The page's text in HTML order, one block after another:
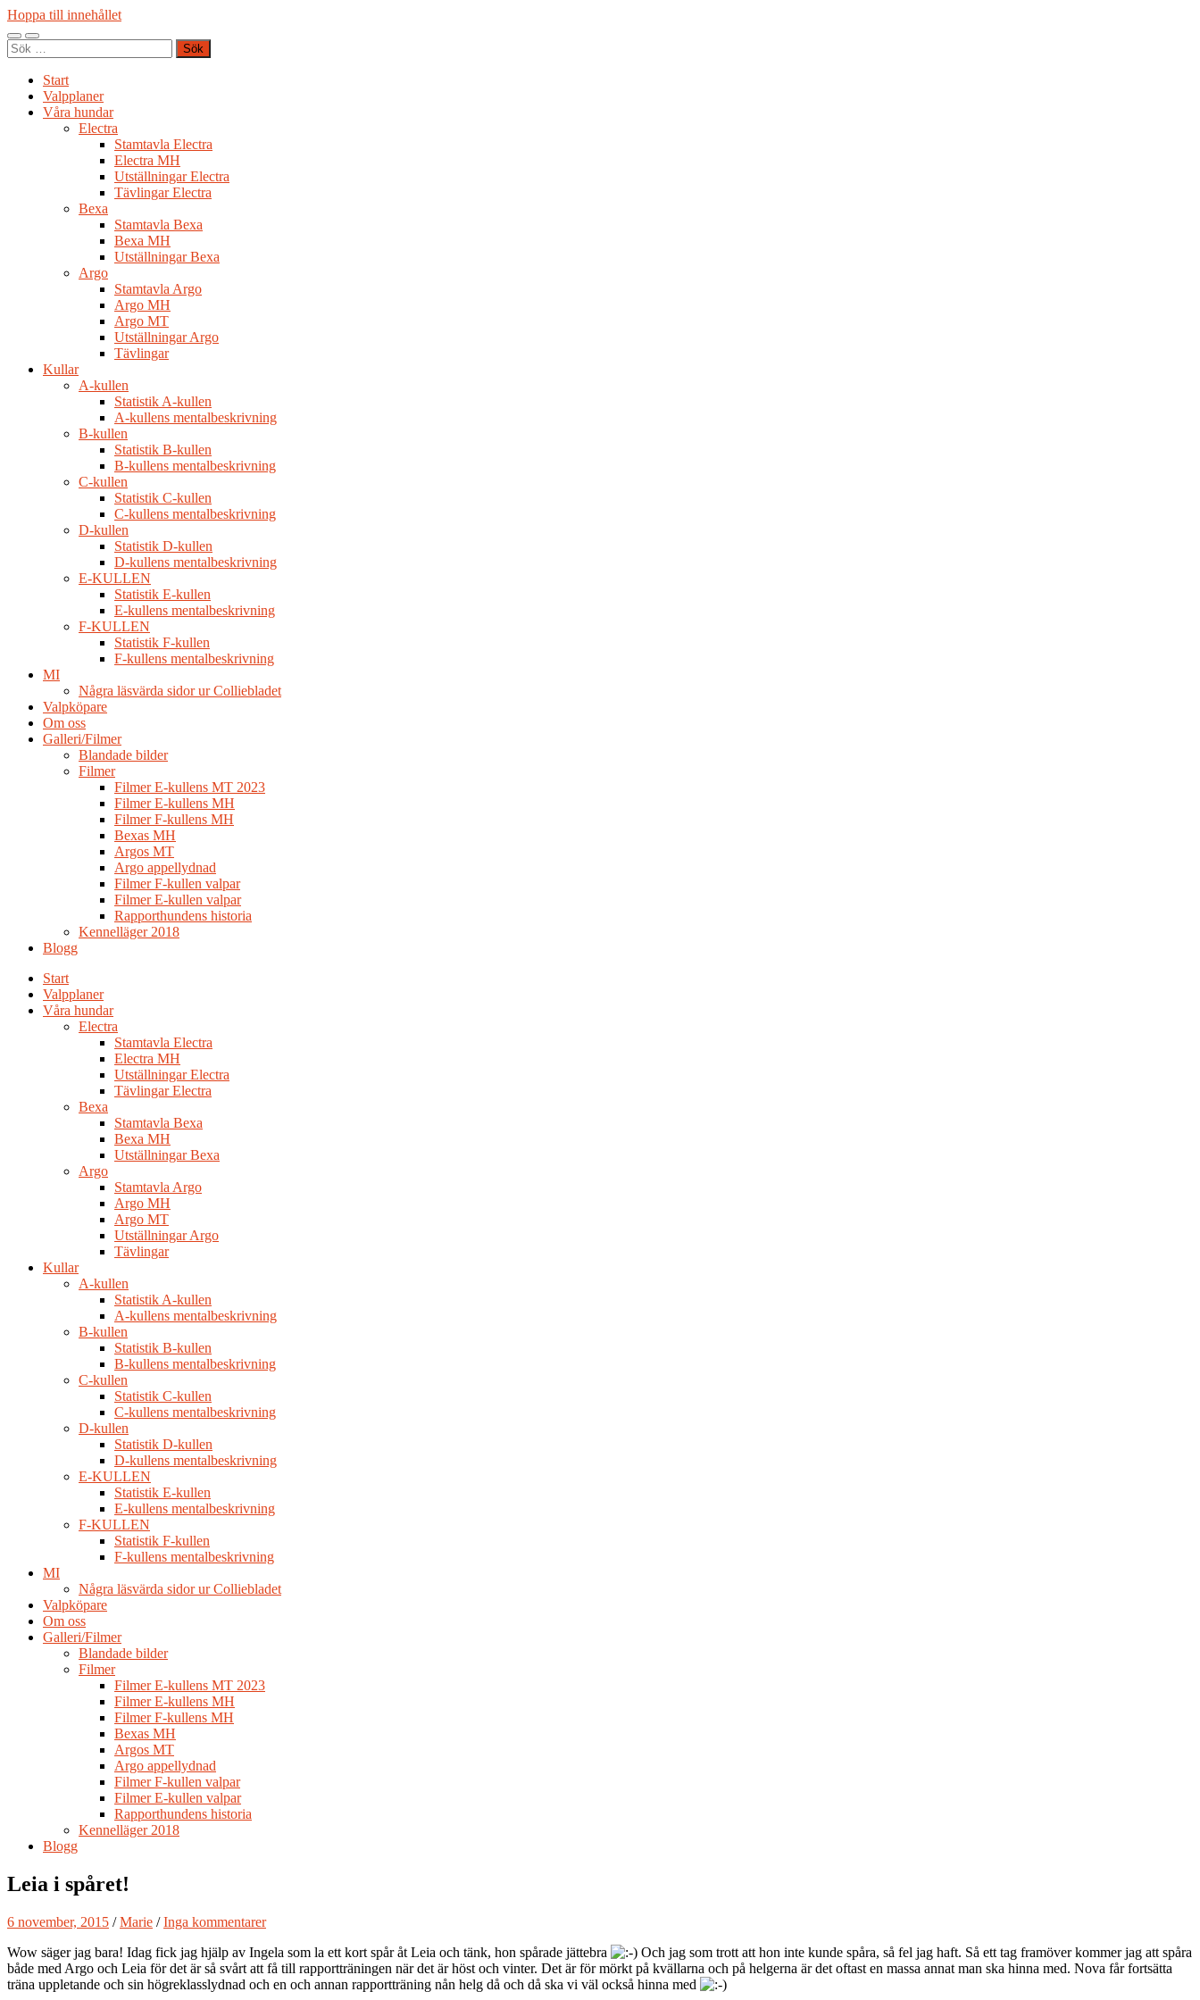
Hoppa till innehållet
Slå
på/av
Slå
på/av
Sök
efter:
Start
Valpplaner
Våra hundar
Electra
Stamtavla Electra
Electra MH
Utställningar Electra
Tävlingar Electra
Bexa
Stamtavla Bexa
Bexa MH
Utställningar Bexa
Argo
Stamtavla Argo
Argo MH
Argo MT
Utställningar Argo
Tävlingar
Kullar
A-kullen
Statistik A-kullen
A-kullens mentalbeskrivning
B-kullen
Statistik B-kullen
B-kullens mentalbeskrivning
C-kullen
Statistik C-kullen
C-kullens mentalbeskrivning
D-kullen
Statistik D-kullen
D-kullens mentalbeskrivning
E-KULLEN
Statistik E-kullen
E-kullens mentalbeskrivning
F-KULLEN
Statistik F-kullen
F-kullens mentalbeskrivning
MI
Några läsvärda sidor ur Colliebladet
Valpköpare
Om oss
Galleri/Filmer
Blandade bilder
Filmer
Filmer E-kullens MT 2023
Filmer E-kullens MH
Filmer F-kullens MH
Bexas MH
Argos MT
Argo appellydnad
Filmer F-kullen valpar
Filmer E-kullen valpar
Rapporthundens historia
Kennelläger 2018
Blogg
Start
Valpplaner
Våra hundar
Electra
Stamtavla Electra
Electra MH
Utställningar Electra
Tävlingar Electra
Bexa
Stamtavla Bexa
Bexa MH
Utställningar Bexa
Argo
Stamtavla Argo
Argo MH
Argo MT
Utställningar Argo
Tävlingar
Kullar
A-kullen
Statistik A-kullen
A-kullens mentalbeskrivning
B-kullen
Statistik B-kullen
B-kullens mentalbeskrivning
C-kullen
Statistik C-kullen
C-kullens mentalbeskrivning
D-kullen
Statistik D-kullen
D-kullens mentalbeskrivning
E-KULLEN
Statistik E-kullen
E-kullens mentalbeskrivning
F-KULLEN
Statistik F-kullen
F-kullens mentalbeskrivning
MI
Några läsvärda sidor ur Colliebladet
Valpköpare
Om oss
Galleri/Filmer
Blandade bilder
Filmer
Filmer E-kullens MT 2023
Filmer E-kullens MH
Filmer F-kullens MH
Bexas MH
Argos MT
Argo appellydnad
Filmer F-kullen valpar
Filmer E-kullen valpar
Rapporthundens historia
Kennelläger 2018
Blogg
Leia i spåret!
6 november, 2015 /Marie /Inga kommentarer
Wow säger jag bara! Idag fick jag hjälp av Ingela som la ett kort spår åt Leia och tänk, hon spårade jättebra
Och jag som trott att hon inte kunde spåra, så fel jag haft. Så ett tag framöver kommer jag att spåra
både med Argo och Leia för det är så svårt att få till rapportträningen när det är höst och vinter. Det är för mörkt på kvällarna och på helgerna är det oftast en massa annat man ska hinna med. Nova får fortsätta
träna uppletande och sin högreklasslydnad och en och annan rapportträning nån helg då och då ska vi väl också hinna med